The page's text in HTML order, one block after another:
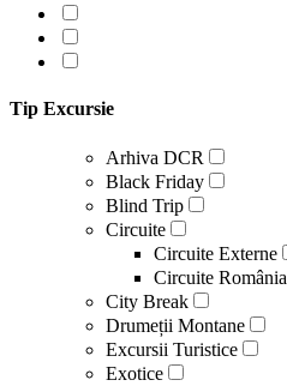
Tip Excursie
Arhiva DCR
Black Friday
Blind Trip
Circuite
Circuite Externe
Circuite România
City Break
Drumeții Montane
Excursii Turistice
Exotice